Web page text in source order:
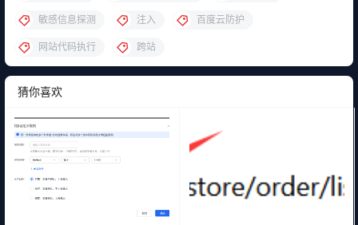
敏感信息探测 注入 百度云防护
网站代码执行 跨站
猜你喜欢